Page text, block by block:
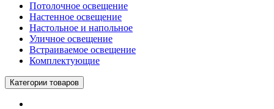
Потолочное освещение
Настенное освещение
Настольное и напольное
Уличное освещение
Встраиваемое освещение
Комплектующие
Категории товаров